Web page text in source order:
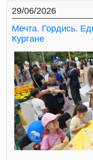
29/06/2026
Мечта. Гордись.
Кургане